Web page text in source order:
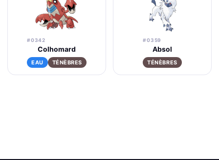
#0342
Colhomard
EAU TÉNÈBRES
#0359
Absol
TÉNÈBRES